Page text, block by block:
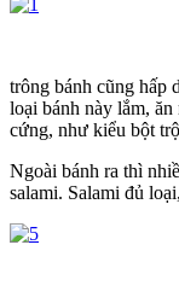
trông bánh cũng hấp
loại bánh này lắm,
cứng, như kiểu bột
Ngoài bánh ra thì
salami. Salami đủ